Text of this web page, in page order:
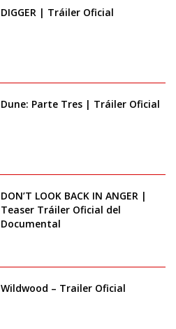
DIGGER | Tráiler Oficial
Dune: Parte Tres | Tráiler Oficial
DON’T LOOK BACK IN ANGER |
Teaser Tráiler Oficial del
Documental
Wildwood – Trailer Oficial